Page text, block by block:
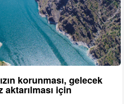
korunması, gelecek
için